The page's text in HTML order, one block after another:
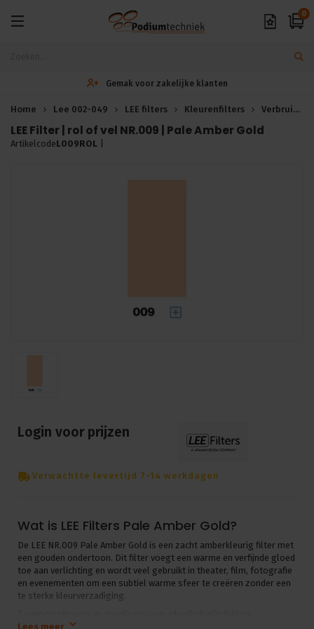
0
Gemak voor zakelijke klanten
Home Lee 002-049 LEE filters Kleurenfilters Verbruiksartikelen
LEE Filter | rol of vel NR.009 | Pale Amber Gold
ArtikelcodeL009ROL
Login voor prijzen
Verwachtte levertijd 7-14 werkdagen
Wat is LEE Filters Pale Amber Gold?
De LEE NR.009 Pale Amber Gold is een zacht amberkleurig filter met
een gouden ondertoon. Dit filter voegt een warme en verfijnde gloed
toe aan verlichting en wordt veel gebruikt in theater, film, fotografie
en evenementen om een subtiel warme sfeer te creëren zonder een
te sterke kleurverzadiging.
Lees meer